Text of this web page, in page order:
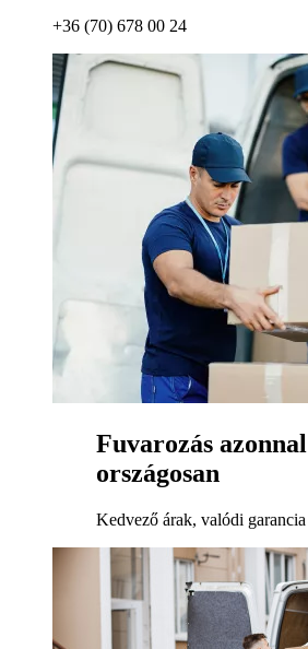
+36 (70) 678 00 24
Fuvarozás azonnal
országosan
Kedvező árak, valódi garancia